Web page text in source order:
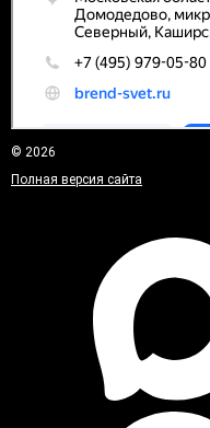
© 2026
Полная версия сайта